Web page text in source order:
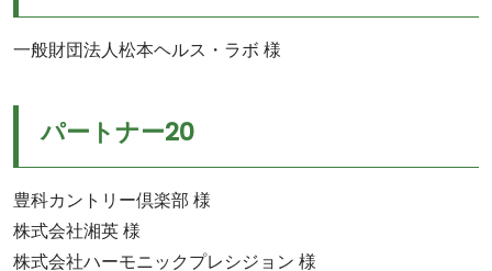
一般財団法人松本ヘルス・ラボ 様
パートナー20
豊科カントリー倶楽部 様
株式会社湘英 様
株式会社ハーモニックプレシジョン 様